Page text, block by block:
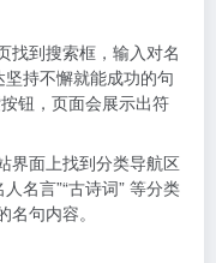
找到搜索框，输入对名
持不懈就能成功的句
钮，页面会展示出符
界面上找到分类导航区
名言”“古诗词” 等分类
句内容。